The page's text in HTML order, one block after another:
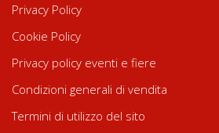
Privacy Policy
Cookie Policy
Privacy policy eventi e fiere
Condizioni generali di vendita
Termini di utilizzo del sito